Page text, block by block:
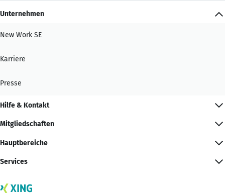
Unternehmen
New Work SE
Karriere
Presse
Hilfe & Kontakt
Mitgliedschaften
Hauptbereiche
Services